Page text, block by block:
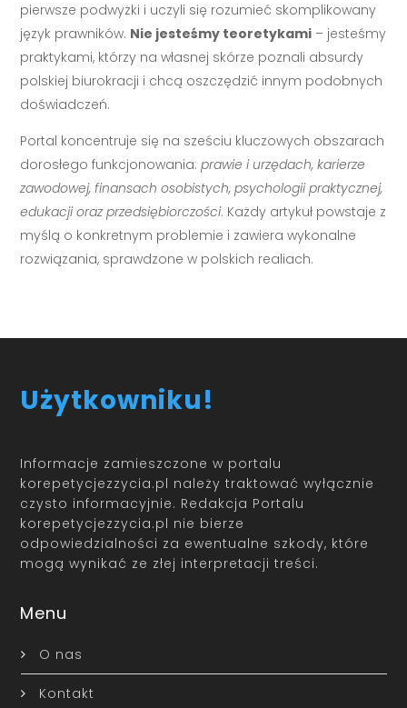
pierwsze podwyżki i uczyli się rozumieć skomplikowany
język prawników. Nie jesteśmy teoretykami – jesteśmy
praktykami, którzy na własnej skórze poznali absurdy
polskiej biurokracji i chcą oszczędzić innym podobnych
doświadczeń.
Portal koncentruje się na sześciu kluczowych obszarach
dorosłego funkcjonowania:prawie i urzędach, karierze
zawodowej, finansach osobistych, psychologii praktycznej,
edukacji oraz przedsiębiorczości. Każdy artykuł powstaje z
myślą o konkretnym problemie i zawiera wykonalne
rozwiązania, sprawdzone w polskich realiach.
Użytkowniku!
Informacje zamieszczone w portalu
korepetycjezzycia.pl należy traktować wyłącznie
czysto informacyjnie. Redakcja Portalu
korepetycjezzycia.pl nie bierze
odpowiedzialności za ewentualne szkody, które
mogą wynikać ze złej interpretacji treści.
Menu
O nas
Kontakt